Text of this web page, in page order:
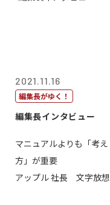
2021.11.16
編集長がゆく！
編集長インタビュー
マニュアルよりも「考え
方」が重要
アップル 社長 文字放想